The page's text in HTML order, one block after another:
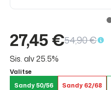
27,45 €54,90 €
Sis. alv 25.5%
Valitse
Sandy 50/56
Sandy 62/68